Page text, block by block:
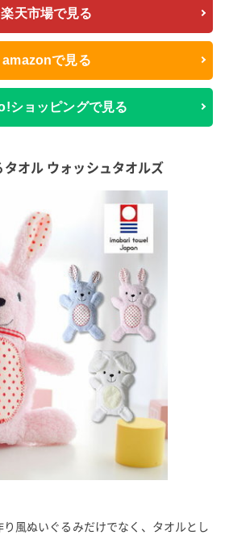
楽天市場で見る
amazonで見る
ショッピングで見る
オル ウォッシュタオルズ
風ぬいぐるみだけでなく、タオルとし